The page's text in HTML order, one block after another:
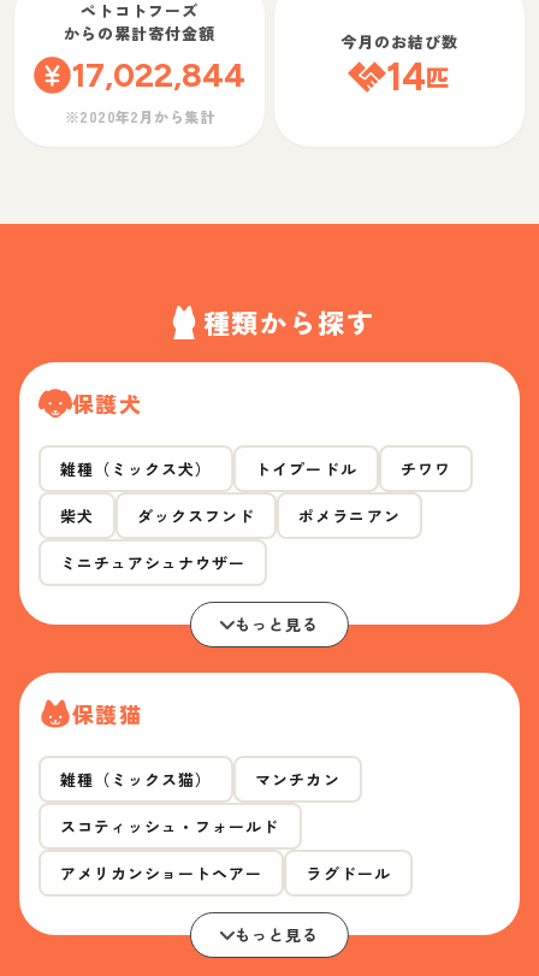
ペトコトフーズ
からの累計寄付金額
17,022,844
※2020年2月から集計
今月のお結び数
14匹
種類から探す
保護犬
雑種（ミックス犬） トイプードル チワワ
柴犬 ダックスフンド ポメラニアン
ミニチュアシュナウザー
もっと見る
保護猫
雑種（ミックス猫） マンチカン
スコティッシュ・フォールド
アメリカンショートヘアー ラグドール
もっと見る